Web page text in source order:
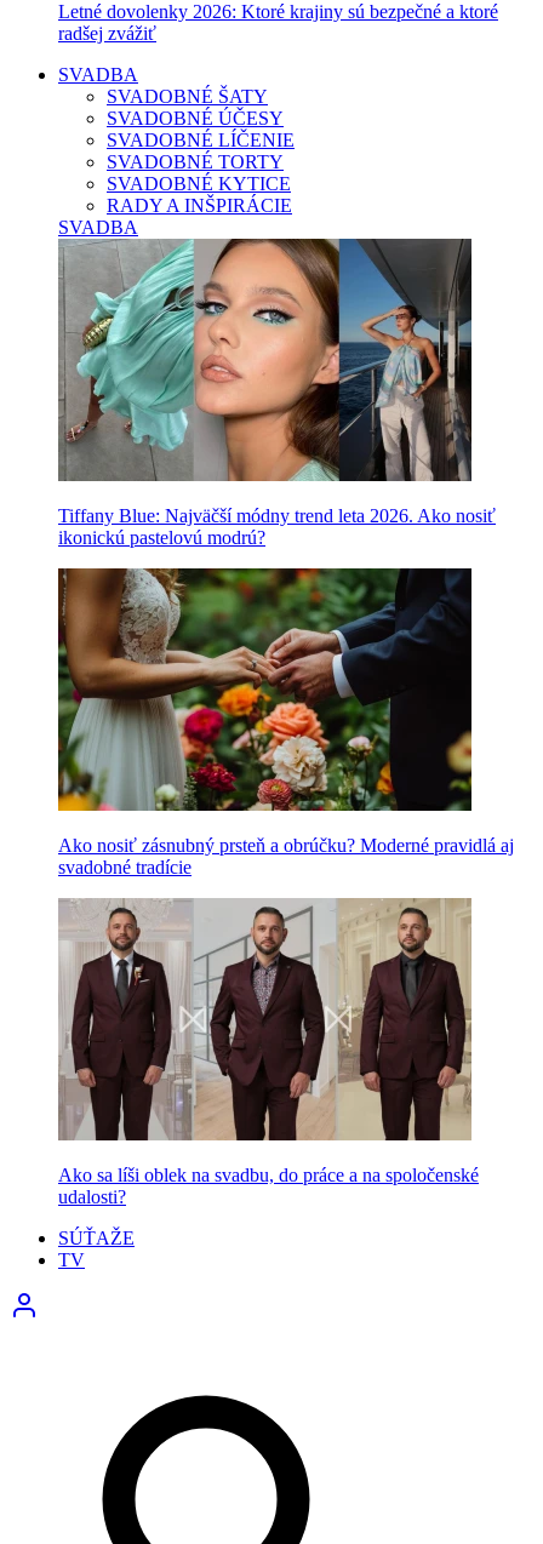
Letné dovolenky 2026: Ktoré krajiny sú bezpečné a ktoré
radšej zvážiť
SVADBA
SVADOBNÉ ŠATY
SVADOBNÉ ÚČESY
SVADOBNÉ LÍČENIE
SVADOBNÉ TORTY
SVADOBNÉ KYTICE
RADY A INŠPIRÁCIE
SVADBA
Tiffany Blue: Najväčší módny trend leta 2026. Ako nosiť
ikonickú pastelovú modrú?
Ako nosiť zásnubný prsteň a obrúčku? Moderné pravidlá aj
svadobné tradície
Ako sa líši oblek na svadbu, do práce a na spoločenské
udalosti?
SÚŤAŽE
TV